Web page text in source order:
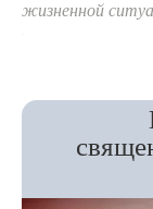
жизненной